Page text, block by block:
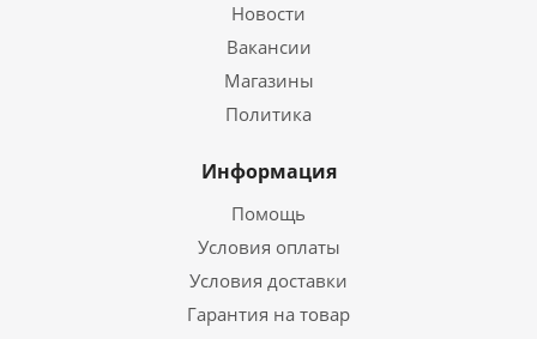
Новости
Вакансии
Магазины
Политика
Информация
Помощь
Условия оплаты
Условия доставки
Гарантия на товар